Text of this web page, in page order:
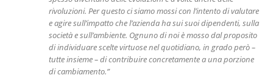
rivoluzioni. Per questo ci siamo mossi con l’intento di valutare
e agire sull’impatto che l’azienda ha sui suoi dipendenti, sulla
società e sull’ambiente. Ognuno di noi è mosso dal proposito
di individuare scelte virtuose nel quotidiano, in grado però –
tutte insieme – di contribuire concretamente a una porzione
di cambiamento.”